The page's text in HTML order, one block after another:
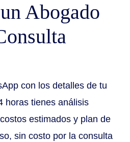
Abogado
con los detalles de tu
horas tienes análisis
estimados y plan de
sin costo por la consulta